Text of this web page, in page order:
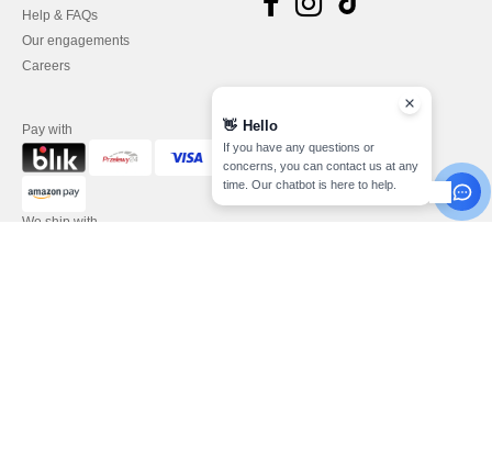
Help & FAQs
Our engagements
Careers
Pay with
We ship with
👋 Hello
If you have any questions or
concerns, you can contact us at any
time. Our chatbot is here to help.